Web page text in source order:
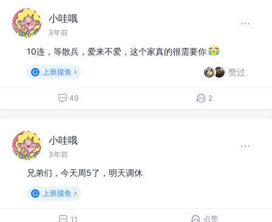
小哇哦
3年前
10连，等散兵，爱来不爱，这个家真的很需要你
上班摸鱼 赞过
49 2
小哇哦
3年前
兄弟们，今天周5了，明天调休
上班摸鱼
11 点赞